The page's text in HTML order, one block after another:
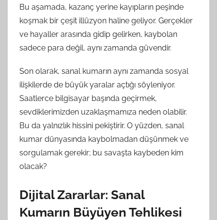
Bu aşamada, kazanç yerine kayıpların peşinde
koşmak bir çeşit illüzyon haline geliyor. Gerçekler
ve hayaller arasında gidip gelirken, kaybolan
sadece para değil, aynı zamanda güvendir.
Son olarak, sanal kumarın aynı zamanda sosyal
ilişkilerde de büyük yaralar açtığı söyleniyor.
Saatlerce bilgisayar başında geçirmek,
sevdiklerimizden uzaklaşmamıza neden olabilir.
Bu da yalnızlık hissini pekiştirir. O yüzden, sanal
kumar dünyasında kaybolmadan düşünmek ve
sorgulamak gerekir; bu savaşta kaybeden kim
olacak?
Dijital Zararlar: Sanal
Kumarın Büyüyen Tehlikesi